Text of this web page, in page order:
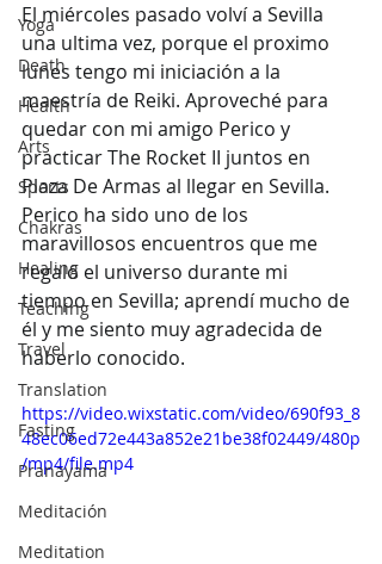
Yoga
Death
Health
Arts
Sports
Chakras
Healing
Teaching
Travel
Translation
Fasting
Pranayama
Meditación
Meditation
El miércoles pasado volví a Sevilla
una ultima vez, porque el proximo
lunes tengo mi iniciación a la
maestría de Reiki. Aproveché para
quedar con mi amigo Perico y
practicar The Rocket II juntos en
Plaza De Armas al llegar en Sevilla.
Perico ha sido uno de los
maravillosos encuentros que me
regaló el universo durante mi
tiempo en Sevilla; aprendí mucho de
él y me siento muy agradecida de
haberlo conocido.
https://video.wixstatic.com/video/690f93_8
48ec06ed72e443a852e21be38f02449/480p
/mp4/file.mp4